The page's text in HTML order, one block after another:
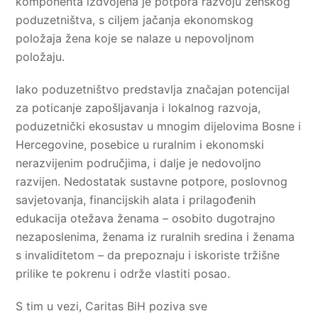
poduzetništva, s ciljem jačanja ekonomskog
položaja žena koje se nalaze u nepovoljnom
položaju.
Iako poduzetništvo predstavlja značajan potencijal
za poticanje zapošljavanja i lokalnog razvoja,
poduzetnički ekosustav u mnogim dijelovima Bosne i
Hercegovine, posebice u ruralnim i ekonomski
nerazvijenim područjima, i dalje je nedovoljno
razvijen. Nedostatak sustavne potpore, poslovnog
savjetovanja, financijskih alata i prilagođenih
edukacija otežava ženama – osobito dugotrajno
nezaposlenima, ženama iz ruralnih sredina i ženama
s invaliditetom – da prepoznaju i iskoriste tržišne
prilike te pokrenu i održe vlastiti posao.
S tim u vezi, Caritas BiH poziva sve